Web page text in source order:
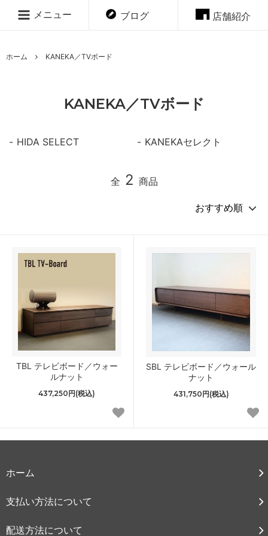
メニュー ブログ 店舗紹介
ホーム KANEKA／TVボード
KANEKA／TVボード
HIDA SELECT KANEKAセレクト
全 2 商品
TBL テレビボード／ウォー
ルナット
437,250円(税込)
SBL テレビボード／ウォール
ナット
431,750円(税込)
ホーム
支払い方法について
配送方法について